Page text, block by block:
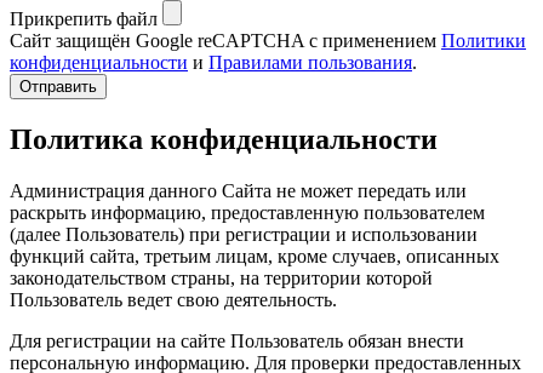
Прикрепить файл
Сайт защищён Google reCAPTCHA с применением Политики
конфиденциальности и Правилами пользования.
Отправить
Политика конфиденциальности
Администрация данного Сайта не может передать или
раскрыть информацию, предоставленную пользователем
(далее Пользователь) при регистрации и использовании
функций сайта, третьим лицам, кроме случаев, описанных
законодательством страны, на территории которой
Пользователь ведет свою деятельность.
Для регистрации на сайте Пользователь обязан внести
персональную информацию. Для проверки предоставленных